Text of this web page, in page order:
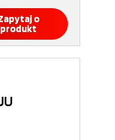
o
produkt